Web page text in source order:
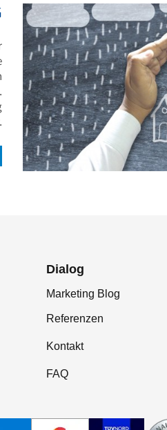
Dialog
Marketing Blog
Referenzen
Kontakt
FAQ